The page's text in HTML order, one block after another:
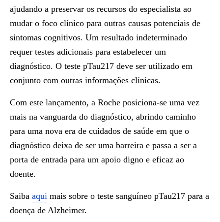
ajudando a preservar os recursos do especialista ao
mudar o foco clínico para outras causas potenciais de
sintomas cognitivos. Um resultado indeterminado
requer testes adicionais para estabelecer um
diagnóstico. O teste pTau217 deve ser utilizado em
conjunto com outras informações clínicas.
Com este lançamento, a Roche posiciona-se uma vez
mais na vanguarda do diagnóstico, abrindo caminho
para uma nova era de cuidados de saúde em que o
diagnóstico deixa de ser uma barreira e passa a ser a
porta de entrada para um apoio digno e eficaz ao
doente.
Saiba aqui mais sobre o teste sanguíneo pTau217 para a
doença de Alzheimer.